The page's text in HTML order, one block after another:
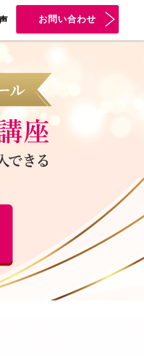
お問い合わせ